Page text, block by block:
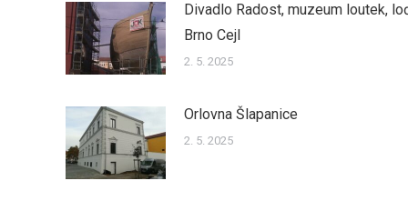
Divadlo Radost, muzeum loutek,
Brno Cejl
2. 5. 2025
Orlovna Šlapanice
2. 5. 2025